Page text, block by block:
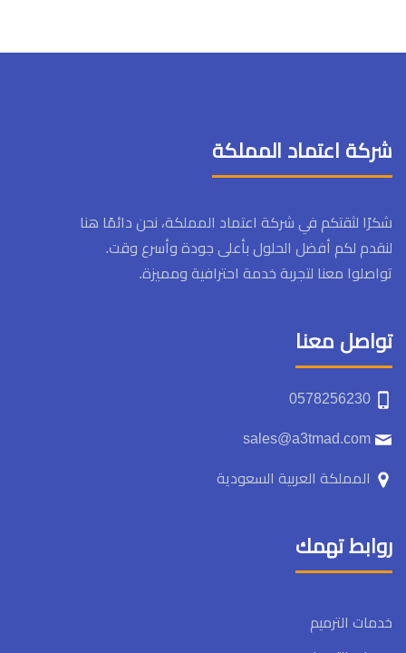
شركة اعتماد المملكة
شكرًا لثقتكم في شركة اعتماد المملكة، نحن دائمًا هنا
لنقدم لكم أفضل الحلول بأعلى جودة وأسرع وقت.
تواصلوا معنا لتجربة خدمة احترافية ومميزة.
تواصل معنا
المملكة العربية السعودية
روابط تهمك
خدمات الترميم